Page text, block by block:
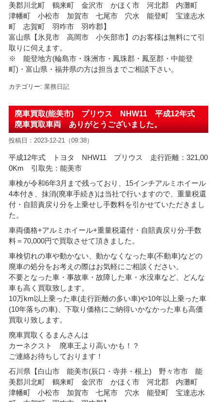
美郡川北町 鶴来町 金沢市 かほく市 河北郡 内灘町
津幡町 小松市 加賀市 七尾市 穴水 能登町 宝達志水
町 志賀町 羽咋市 羽咋郡】
富山県【氷見市 高岡市 小矢部市】のお客様は無料にて引
取りに伺えます。
※ 能登地方(輪島市・珠洲市・ 鳳珠郡・鳳至郡・中能登
町)・富山県・福井県の方は担当までご相談下さい。
カテゴリー: 業務日記
廃車買取(能美市) プリウス NHW11 平成12年式
廃車買取車両 ありがとうございました。
投稿日：2023-12-21（09:38）
平成12年式 トヨタ NHW11 プリウス 走行距離：321,00
0Km 引取先：能美市
車検が令和6年3月まで残っており、15インチアルミホイール
4本付き、抹消(廃車手続き)は当社で行いますので、重量税還
付・自賠責戻り分を上乗せし手数料を引かせていただきまし
た。
車両価格+アルミホイール+重量税還付・自賠責戻り分-手数
料＝70,000円で買取させて頂きました。
車検切れの車や動かない、動かなくなった車(不動車)などの
廃車の処分をお考えの際はお気軽にご相談ください。
不要となった車・事故車・故障した車・水没車など、どんな
車も高く買取致します。
10万km以上乗った車(走行距離の多い車)や10年以上乗った車
(10年落ちの車)、下取り価格にご納得いかなかった車も高価
買取り致します。
廃車買取くるまんさんは
カーネクスト 廃車王より高いかも！？
ご連絡お待ちしております！
石川県【白山市 能美市(辰口・寺井・根上) 野々市市 能
美郡川北町 鶴来町 金沢市 かほく市 河北郡 内灘町
津幡町 小松市 加賀市 七尾市 穴水 能登町 宝達志水